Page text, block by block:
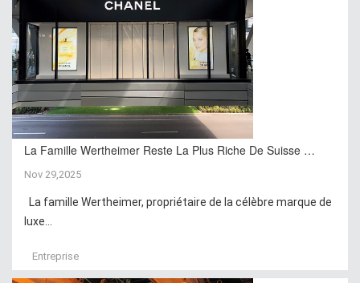
La Famille Wertheimer Reste La Plus Riche De Suisse …
Nov 29,2025
La famille Wertheimer, propriétaire de la célèbre marque de
luxe...
Entreprise